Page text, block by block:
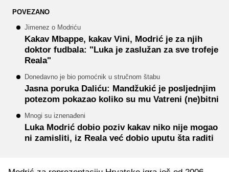
POVEZANO
Jimenez o Modriću
Kakav Mbappe, kakav Vini, Modrić je za njih
doktor fudbala: "Luka je zaslužan za sve trofeje
Reala"
Donedavno je bio pomoćnik u stručnom štabu
Jasna poruka Daliću: Mandžukić je posljednjim
potezom pokazao koliko su mu Vatreni (ne)bitni
Mnogi su iznenađeni
Luka Modrić dobio poziv kakav niko nije mogao
ni zamisliti, iz Reala već dobio uputu šta raditi